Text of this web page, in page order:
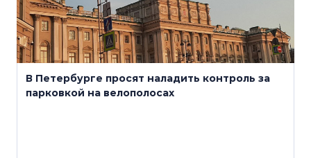
В Петербурге просят наладить контроль за
парковкой на велополосах